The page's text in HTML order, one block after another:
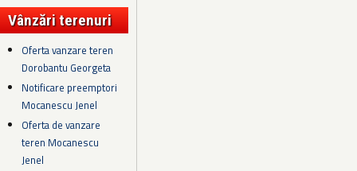
Vânzări terenuri
Oferta vanzare teren
Dorobantu Georgeta
Notificare preemptori
Mocanescu Jenel
Oferta de vanzare
teren Mocanescu
Jenel